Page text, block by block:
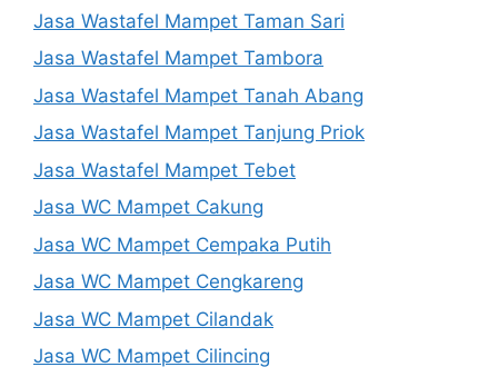
Jasa Wastafel Mampet Taman Sari
Jasa Wastafel Mampet Tambora
Jasa Wastafel Mampet Tanah Abang
Jasa Wastafel Mampet Tanjung Priok
Jasa Wastafel Mampet Tebet
Jasa WC Mampet Cakung
Jasa WC Mampet Cempaka Putih
Jasa WC Mampet Cengkareng
Jasa WC Mampet Cilandak
Jasa WC Mampet Cilincing